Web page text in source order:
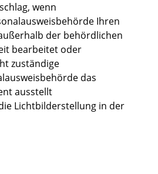
wenn
Ihren
der behördlichen
bearbeitet oder
zuständige
das
ausstellt
Lichtbilderstellung in der